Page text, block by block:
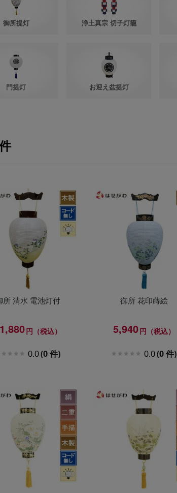
御所提灯 浄土真宗 切子灯籠
門提灯 お迎え盆提灯
所 清水 電池灯付
円（税込）
0.0(0 件)
御所 花印蒔絵
5,940円（税込）
0.0(0 件)